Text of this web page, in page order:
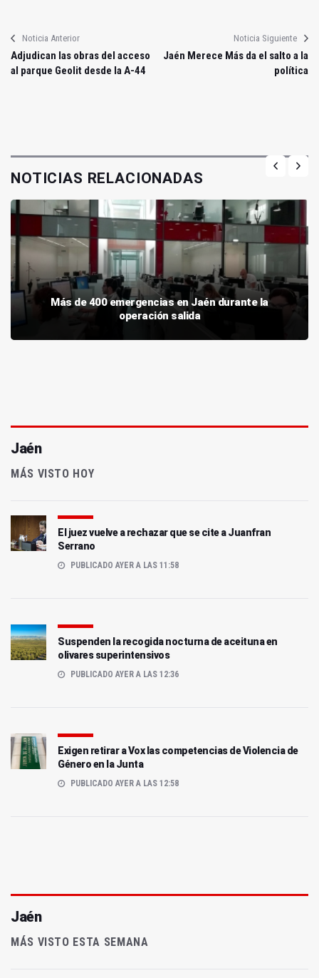
Noticia Anterior
Adjudican las obras del acceso
al parque Geolit desde la A-44
Noticia Siguiente
Jaén Merece Más da el salto a la
política
NOTICIAS RELACIONADAS
Más de 400 emergencias en Jaén durante la
operación salida
Jaén
MÁS VISTO HOY
El juez vuelve a rechazar que se cite a Juanfran
Serrano
PUBLICADO AYER A LAS 11:58
Suspenden la recogida nocturna de aceituna en
olivares superintensivos
PUBLICADO AYER A LAS 12:36
Exigen retirar a Vox las competencias de Violencia de
Género en la Junta
PUBLICADO AYER A LAS 12:58
Jaén
MÁS VISTO ESTA SEMANA